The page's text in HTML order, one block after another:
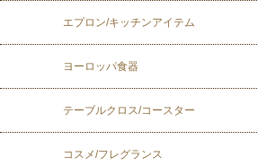
エプロン/キッチンアイテム
ヨーロッパ食器
テーブルクロス/コースター
コスメ/フレグランス